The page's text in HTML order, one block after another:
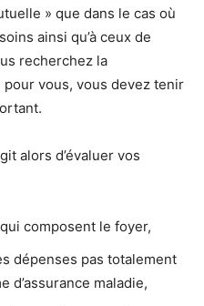
» que dans le cas où
ainsi qu’à ceux de
recherchez la
vous, vous devez tenir
alors d’évaluer vos
composent le foyer,
dépenses pas totalement
d’assurance maladie,